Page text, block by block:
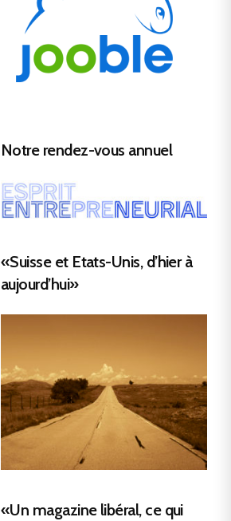
Notre rendez-vous annuel
«Suisse et Etats-Unis, d’hier à
aujourd’hui»
«Un magazine libéral, ce qui